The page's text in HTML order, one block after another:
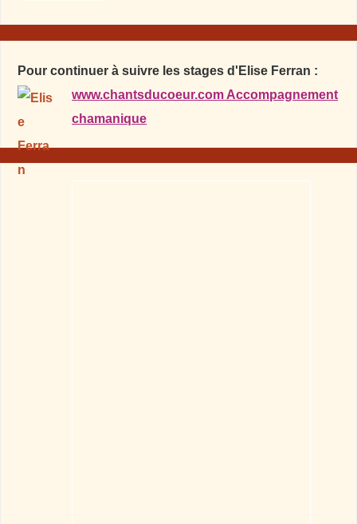
Pour continuer à suivre les stages d'Elise Ferran :
www.chantsducoeur.com Accompagnement
chamanique